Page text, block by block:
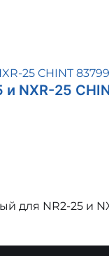
NXR-25
для NR2-25 и